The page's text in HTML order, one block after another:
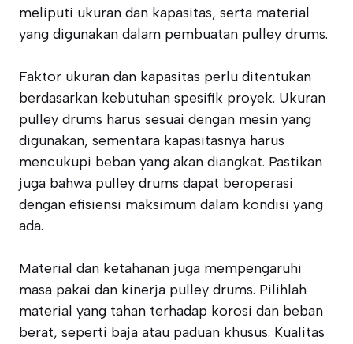
meliputi ukuran dan kapasitas, serta material
yang digunakan dalam pembuatan pulley drums.
Faktor ukuran dan kapasitas perlu ditentukan
berdasarkan kebutuhan spesifik proyek. Ukuran
pulley drums harus sesuai dengan mesin yang
digunakan, sementara kapasitasnya harus
mencukupi beban yang akan diangkat. Pastikan
juga bahwa pulley drums dapat beroperasi
dengan efisiensi maksimum dalam kondisi yang
ada.
Material dan ketahanan juga mempengaruhi
masa pakai dan kinerja pulley drums. Pilihlah
material yang tahan terhadap korosi dan beban
berat, seperti baja atau paduan khusus. Kualitas